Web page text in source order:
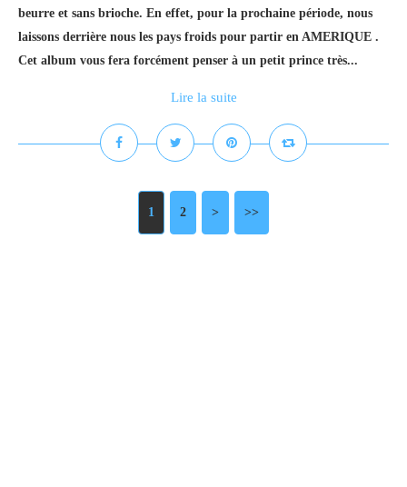
beurre et sans brioche. En effet, pour la prochaine période, nous
laissons derrière nous les pays froids pour partir en AMERIQUE .
Cet album vous fera forcément penser à un petit prince très...
Lire la suite
1 2 > >>